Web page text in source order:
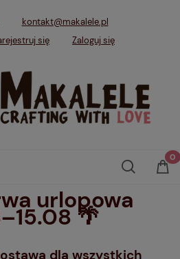
kontakt@makalele.pl
się Zaloguj się
urlopowa
🌴
dla wszystkich